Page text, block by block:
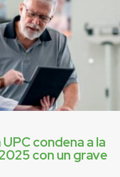
condena a la
con un grave